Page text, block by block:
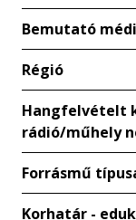
Bemutató
Régió
Hangfelvételt
rádió/műhely
Forrásmű
Korhatár -